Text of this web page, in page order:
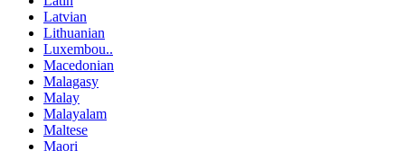
Latvian
Lithuanian
Luxembou..
Macedonian
Malagasy
Malay
Malayalam
Maltese
Maori